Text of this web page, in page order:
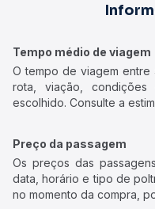
Tempo médio de viagem
O tempo de viagem
rota, viação,
escolhido. Consulte a
Preço da passagem
Os preços das
data, horário e tipo de
no momento da compra,